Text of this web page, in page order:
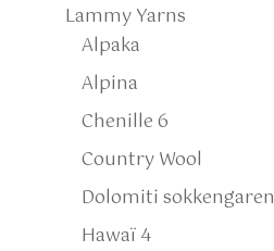
Lammy Yarns
Alpaka
Alpina
Chenille 6
Country Wool
Dolomiti sokkengaren
Hawaï 4